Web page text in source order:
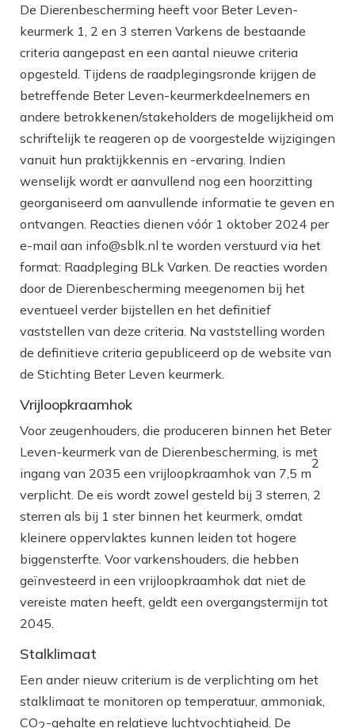
De Dierenbescherming heeft voor Beter Leven-
keurmerk 1, 2 en 3 sterren Varkens de bestaande
criteria aangepast en een aantal nieuwe criteria
opgesteld. Tijdens de raadplegingsronde krijgen de
betreffende Beter Leven-keurmerkdeelnemers en
andere betrokkenen/stakeholders de mogelijkheid om
schriftelijk te reageren op de voorgestelde wijzigingen
vanuit hun praktijkkennis en -ervaring. Indien
wenselijk wordt er aanvullend nog een hoorzitting
georganiseerd om aanvullende informatie te geven en
ontvangen. Reacties dienen vóór 1 oktober 2024 per
e-mail aan info@sblk.nl te worden verstuurd via het
format: Raadpleging BLk Varken. De reacties worden
door de Dierenbescherming meegenomen bij het
eventueel verder bijstellen en het definitief
vaststellen van deze criteria. Na vaststelling worden
de definitieve criteria gepubliceerd op de website van
de Stichting Beter Leven keurmerk.
Vrijloopkraamhok
Voor zeugenhouders, die produceren binnen het Beter
Leven-keurmerk van de Dierenbescherming, is met
ingang van 2035 een vrijloopkraamhok van 7,5 m
2
verplicht. De eis wordt zowel gesteld bij 3 sterren, 2
sterren als bij 1 ster binnen het keurmerk, omdat
kleinere oppervlaktes kunnen leiden tot hogere
biggensterfte. Voor varkenshouders, die hebben
geïnvesteerd in een vrijloopkraamhok dat niet de
vereiste maten heeft, geldt een overgangstermijn tot
2045.
Stalklimaat
Een ander nieuw criterium is de verplichting om het
stalklimaat te monitoren op temperatuur, ammoniak,
CO -gehalte en relatieve luchtvochtigheid. De